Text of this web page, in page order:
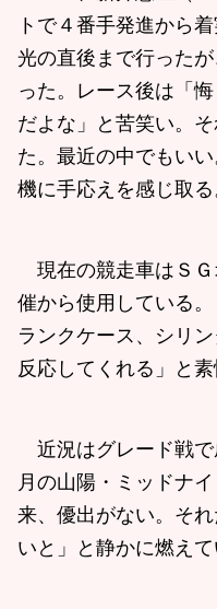
トで４番手発進から
光の直後まで行った
った。レース後は「
だよな」と苦笑い。
た。最近の中でもい
機に手応えを感じ取る
現在の競走車はＳＧ
催から使用している
ランクケース、シリ
反応してくれる」と素
近況はグレード戦で
月の山陽・ミッドナ
来、優出がない。そ
いと」と静かに燃えて